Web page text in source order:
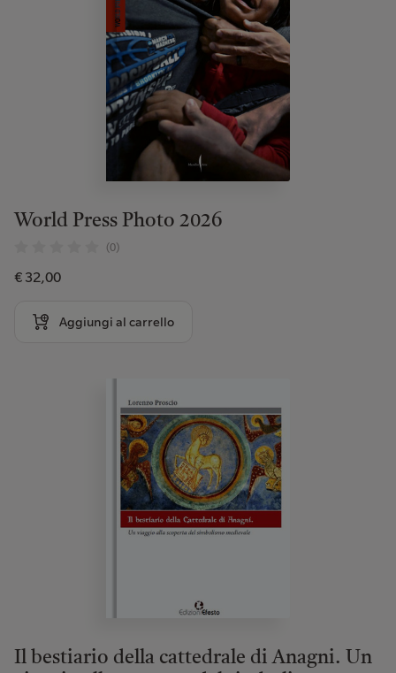
World Press Photo 2026
(0)
€ 32,00
Aggiungi al carrello
Il bestiario della cattedrale di Anagni. Un